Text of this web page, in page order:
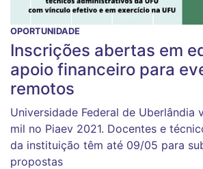
OPORTUNIDADE
Inscrições abertas em
apoio financeiro para
remotos
Universidade Federal de Uberlândia
mil no Piaev 2021. Docentes e
da instituição têm até 09/05 para
propostas